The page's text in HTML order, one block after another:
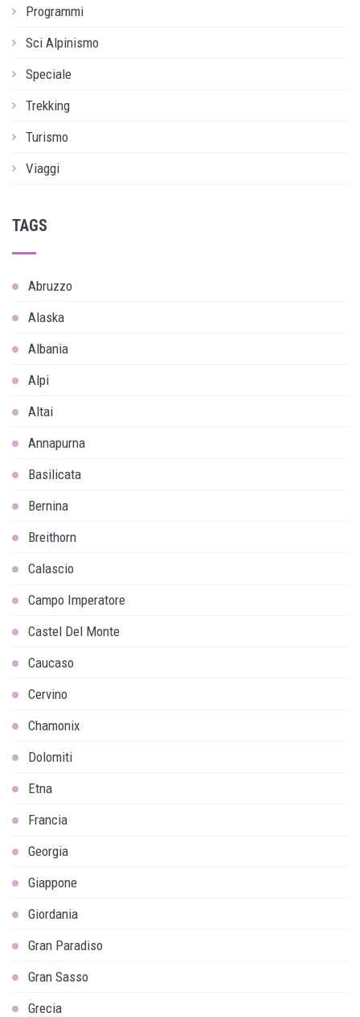
Programmi
Sci Alpinismo
Speciale
Trekking
Turismo
Viaggi
TAGS
Abruzzo
Alaska
Albania
Alpi
Altai
Annapurna
Basilicata
Bernina
Breithorn
Calascio
Campo Imperatore
Castel Del Monte
Caucaso
Cervino
Chamonix
Dolomiti
Etna
Francia
Georgia
Giappone
Giordania
Gran Paradiso
Gran Sasso
Grecia